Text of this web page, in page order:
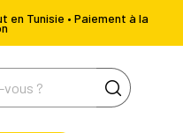
Tunisie • Paiement à la